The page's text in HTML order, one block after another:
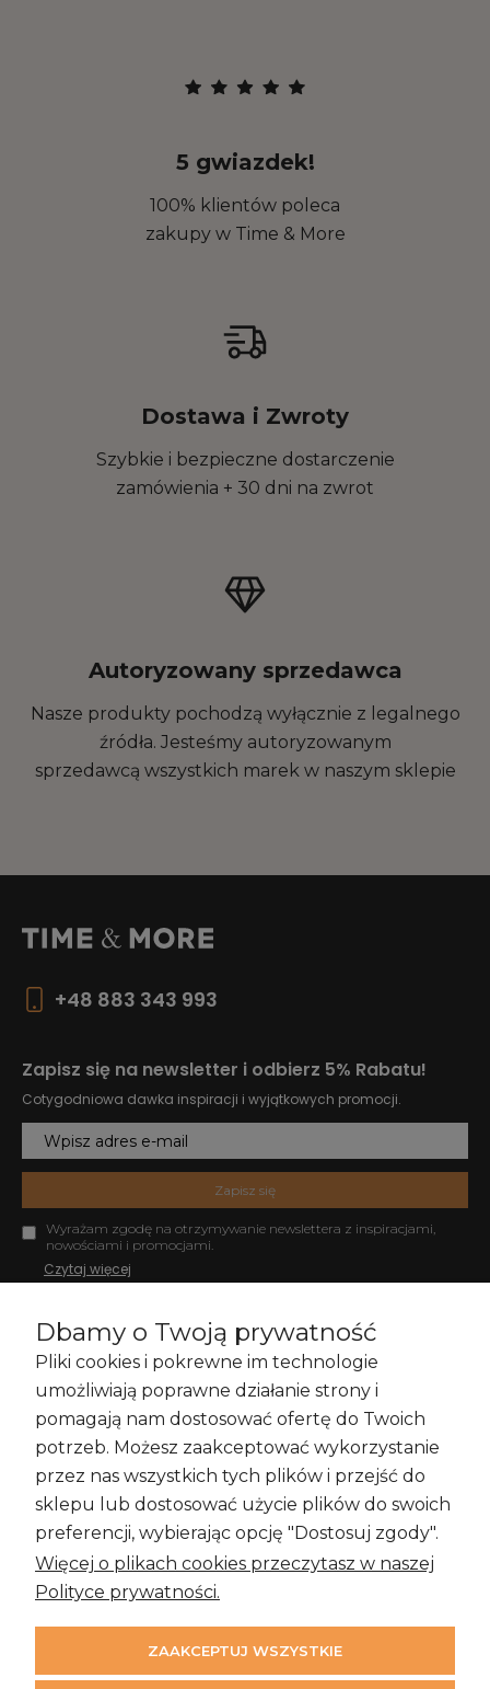
5 gwiazdek!
100% klientów poleca
zakupy w Time & More
Dostawa i Zwroty
Szybkie i bezpieczne dostarczenie
zamówienia + 30 dni na zwrot
Autoryzowany sprzedawca
Nasze produkty pochodzą wyłącznie z legalnego
źródła. Jesteśmy autoryzowanym
sprzedawcą wszystkich marek w naszym sklepie
+48 883 343 993
Zapisz się na newsletter i odbierz 5% Rabatu!
Cotygodniowa dawka inspiracji i wyjątkowych promocji.
Zapisz się
Wyrażam zgodę na otrzymywanie newslettera z inspiracjami,
nowościami i promocjami.
Czytaj więcej
Zakupy i Zwroty
Informacje
Moje konto
Dbamy o Twoją prywatność
Pliki cookies i pokrewne im technologie
umożliwiają poprawne działanie strony i
pomagają nam dostosować ofertę do Twoich
potrzeb. Możesz zaakceptować wykorzystanie
przez nas wszystkich tych plików i przejść do
sklepu lub dostosować użycie plików do swoich
preferencji, wybierając opcję "Dostosuj zgody".
Więcej o plikach cookies przeczytasz w naszej
Polityce prywatności.
ZAAKCEPTUJ WSZYSTKIE